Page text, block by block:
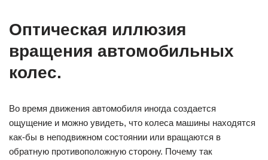
Оптическая иллюзия
вращения автомобильных
колес.
Во время движения автомобиля иногда создается
ощущение и можно увидеть, что колеса машины находятся
как-бы в неподвижном состоянии или вращаются в
обратную противоположную сторону. Почему так